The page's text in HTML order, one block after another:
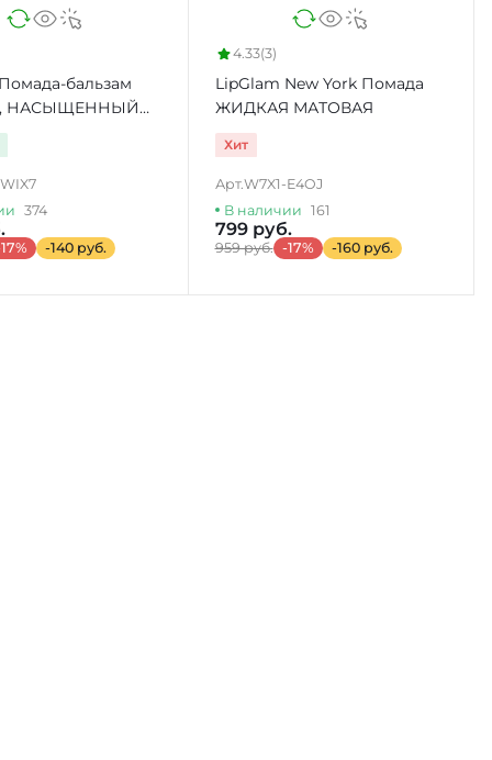
бальзам
НАСЫЩЕННЫЙ
374
-140 руб.
4.33(3)
LipGlam New York Помада
ЖИДКАЯ МАТОВАЯ
Хит
Арт.W7X1-E4OJ
В наличии 161
799 руб.
959 руб. -17% -160 руб.